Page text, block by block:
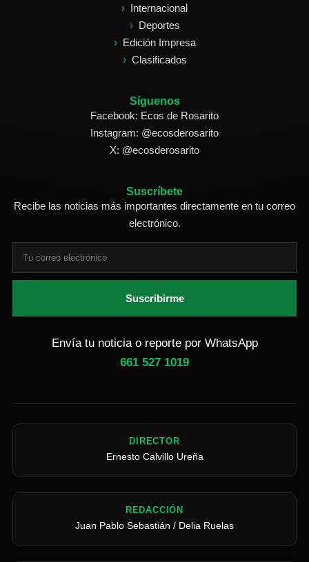
Internacional
Deportes
Edición Impresa
Clasificados
Síguenos
Facebook: Ecos de Rosarito
Instagram: @ecosderosarito
X: @ecosderosarito
Suscríbete
Recibe las noticias más importantes directamente en tu correo
electrónico.
Suscribirme
Envía tu noticia o reporte por WhatsApp
661 527 1019
DIRECTOR
Ernesto Calvillo Ureña
REDACCIÓN
Juan Pablo Sebastián / Delia Ruelas